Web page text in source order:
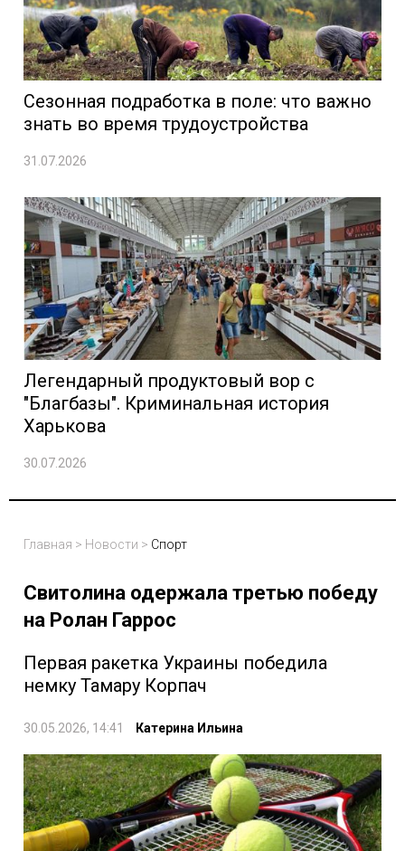
Сезонная подработка в поле: что важно
знать во время трудоустройства
31.07.2026
Легендарный продуктовый вор с
"Благбазы". Криминальная история
Харькова
30.07.2026
Главная > Новости > Спорт
Свитолина одержала третью победу
на Ролан Гаррос
Первая ракетка Украины победила
немку Тамару Корпач
30.05.2026, 14:41 Катерина Ильина